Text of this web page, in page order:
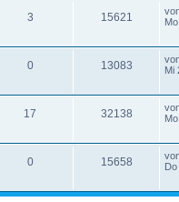
3 15621
0 13083
Mi
17 32138
0 15658